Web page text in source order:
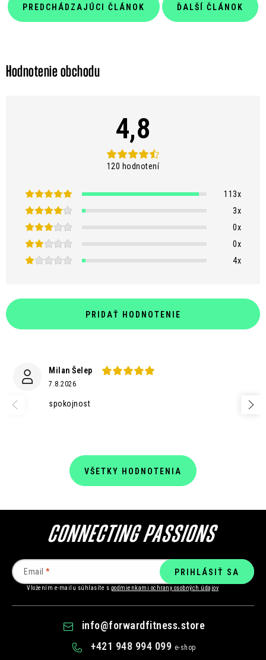
PREDCHÁDZAJÚCI ČLÁNOK ĎALŠÍ ČLÁNOK
Hodnotenie obchodu
4,8
120 hodnotení
113x
3x
0x
0x
4x
PRIDAŤ HODNOTENIE
Milan Šelep
7.8.2026
spokojnost
VŠETKY HODNOTENIA
Email
Vložením e-mailu súhlasíte s podmienkami ochrany osobných údajov
PRIHLÁSIŤ SA
info@forwardfitness.store
+421 948 994 099